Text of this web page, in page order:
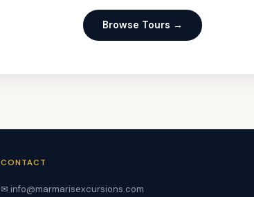
Browse Tours →
CONTACT
✉ info@marmarisexcursions.com